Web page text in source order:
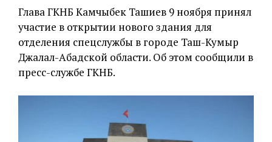
Глава ГКНБ Камчыбек Ташиев 9 ноября принял
участие в открытии нового здания для
отделения спецслужбы в городе Таш-Кумыр
Джалал-Абадской области. Об этом сообщили в
пресс-службе ГКНБ.